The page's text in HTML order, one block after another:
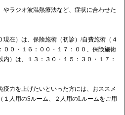
やラジオ波温熱療法など、症状に合わせた
在）は、保険施術（初診）/自費施術（４
００・１６：００・１７：００、保険施術
内）は、１３：３０・１５：３０・１７：
疫力を上げたいといった方には、おススメ
人用のSルーム、２人用のLルームをご用